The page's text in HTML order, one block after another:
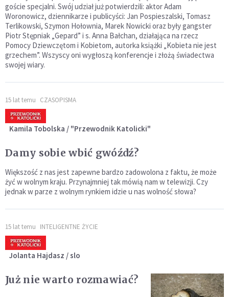
goście specjalni. Swój udział już potwierdzili: aktor Adam
Woronowicz, dziennikarze i publicyści: Jan Pospieszalski, Tomasz
Terlikowski, Szymon Hołownia, Marek Nowicki oraz były gangster
Piotr Stępniak „Gepard” i s. Anna Bałchan, działająca na rzecz
Pomocy Dziewczętom i Kobietom, autorka książki „Kobieta nie jest
grzechem”. Wszyscy oni wygłoszą konferencje i złożą świadectwa
swojej wiary.
15 lat temu CZASOPISMA
Kamila Tobolska / "Przewodnik Katolicki"
Damy sobie wbić gwóźdź?
Większość z nas jest zapewne bardzo zadowolona z faktu, że może
żyć w wolnym kraju. Przynajmniej tak mówią nam w telewizji. Czy
jednak w parze z wolnym rynkiem idzie u nas wolność słowa?
15 lat temu INTELIGENTNE ŻYCIE
Jolanta Hajdasz / slo
Już nie warto rozmawiać?